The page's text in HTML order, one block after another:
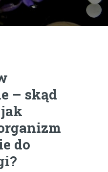
– skąd
do